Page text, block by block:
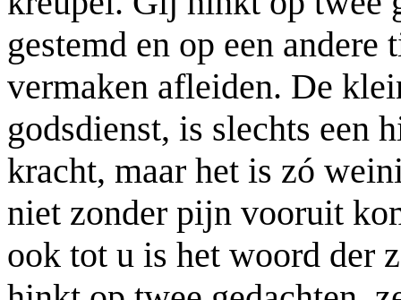
gestemd en op een
vermaken afleiden. De
godsdienst, is slechts een
kracht, maar het is zó
niet zonder pijn vooruit
ook tot u is het woord der